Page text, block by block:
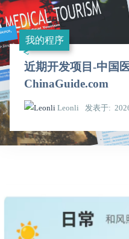
我的程序
近期开发项目-中国
ChinaGuide.com
Leonli 发表于